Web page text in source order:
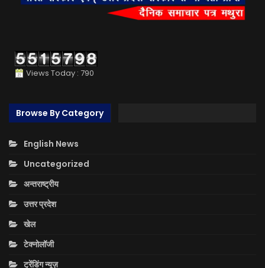
Views Today : 790
Browse By Category
English News
Uncategorized
अन्तराष्ट्रीय
उत्तर प्रदेश
खेल
टेक्नोलॉजी
ट्रेंडिंग न्यूज़